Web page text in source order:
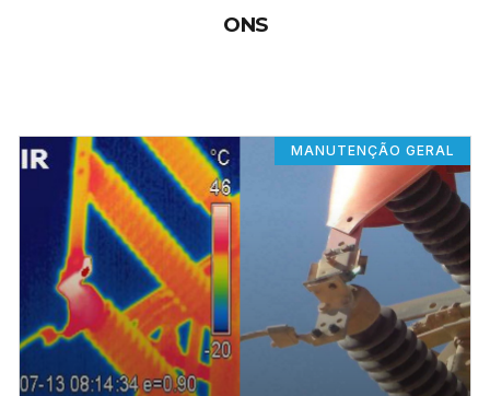
ONS
MANUTENÇÃO GERAL